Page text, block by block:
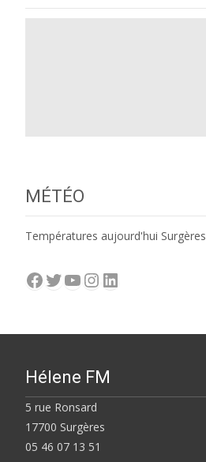
MÉTÉO
Températures aujourd'hui Surgères
Facebook
Twitter
YouTube
Instagram
LinkedIn
Hélene FM
5 rue Ronsard
17700 Surgères
05 46 07 13 51